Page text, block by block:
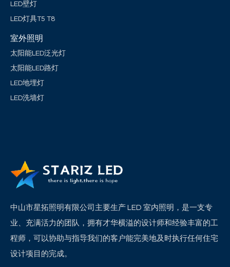
LED壁灯
LED灯具T5 T8
室外照明
太阳能LED泛光灯
太阳能LED路灯
LED地埋灯
LED洗墙灯
中山市星拓照明有限公司主要生产 LED 室内照明，是一支专
业、充满活力的团队，拥有才华横溢的设计师和经验丰富的工
程师，可以协助与指导我们的客户能完美地及时执行任何住宅
设计项目的完成。